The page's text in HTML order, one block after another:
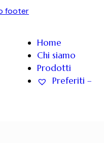
footer
Home
Chi siamo
Prodotti
Preferiti –